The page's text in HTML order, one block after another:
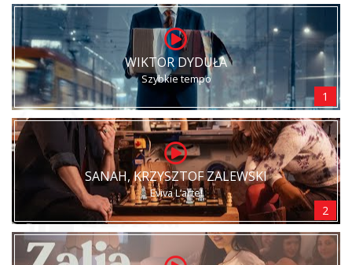
WIKTOR DYDUŁA
Szybkie tempo
1
SANAH, KRZYSZTOF ZALEWSKI
Eviva L’arte!
2